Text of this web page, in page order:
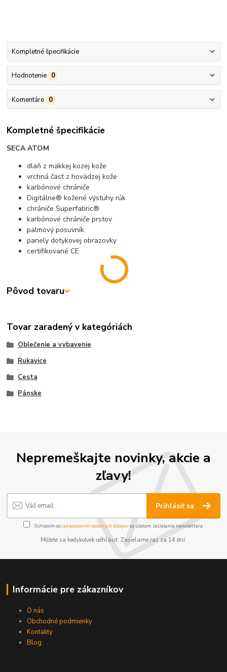
Kompletné špecifikácie
Hodnotenie 0
Komentáre 0
Kompletné špecifikácie
SECA ATOM
dlaň z mäkkej kozej kože
vrchná časť z hovädzej kože
karbónové chrániče
Digitálne® kožené výstuhy rúk
chrániče Superfabric®
karbónové chrániče prstov
palmový posuvník
panely dotykovej obrazovky
certifikované CE
Pôvod tovaru
Tovar zaradený v kategóriách
Oblečenie a vybavenie
Rukavice
Cesta
Pánske
Nepremeškajte novinky, akcie a
zľavy!
Prihlásiť sa
Súhlasím sospracovaním osobných údajov za účelom zasielania newslettera.
Môžete sa kedykoľvek odhlásiť. Zasielame raz za 14 dní.
Informácie pre zákazníkov
O nás
Obchodné podmienky
Kontakty
Blog